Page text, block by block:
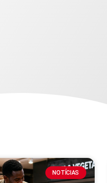
NOTÍCIAS